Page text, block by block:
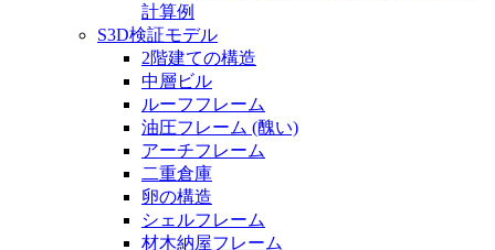
計算例
S3D検証モデル
2階建ての構造
中層ビル
ルーフフレーム
油圧フレーム (醜い)
アーチフレーム
二重倉庫
卵の構造
シェルフレーム
材木納屋フレーム